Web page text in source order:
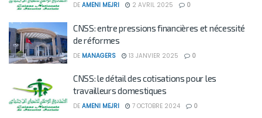
DE AMENI MEJRI 2 AVRIL 2025 0
CNSS: entre pressions financières et nécessité
de réformes
DE MANAGERS 13 JANVIER 2025 0
CNSS: le détail des cotisations pour les
travailleurs domestiques
DE AMENI MEJRI 7 OCTOBRE 2024 0